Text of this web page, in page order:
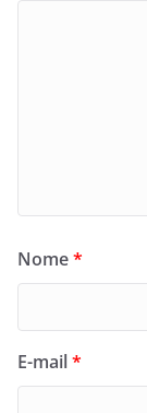
Nome*
E-mail*